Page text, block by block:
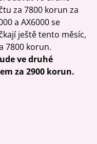
za 7800 korun za
a AX6000 se
ještě tento měsíc,
7800 korun.
ve druhé
za 2900 korun.